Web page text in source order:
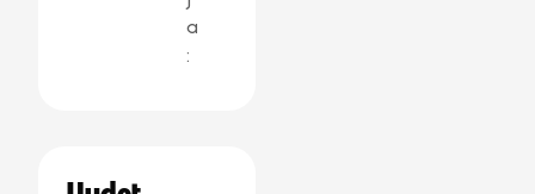
a
: